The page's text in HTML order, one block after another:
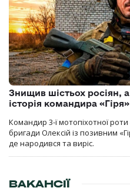
Знищив шістьох росіян,
історія командира «Гіря»
Командир 3-ї мотопіхотної
бригади Олексій із позивним
де народився та виріс.
ВАКАНСІЇ